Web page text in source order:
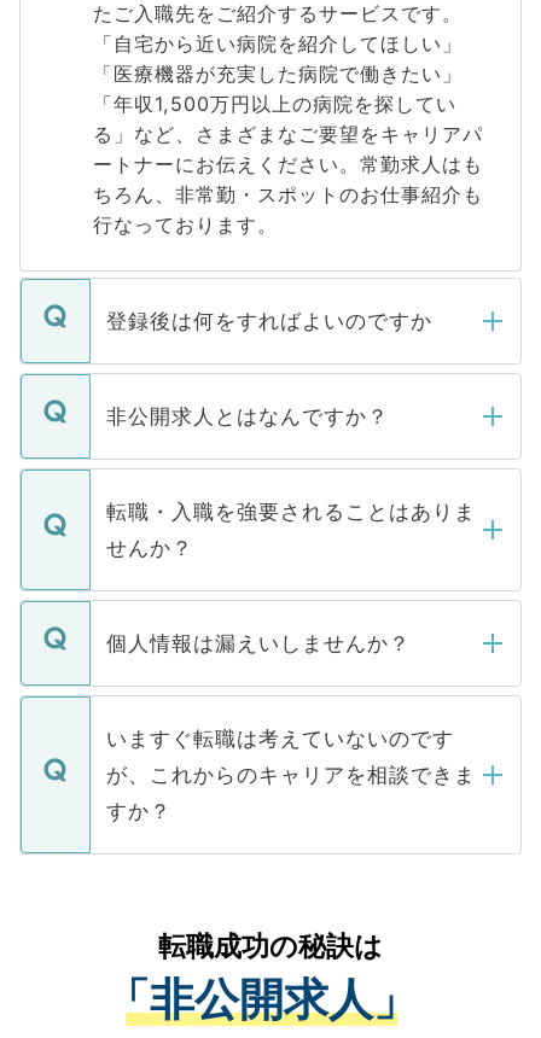
たご入職先をご紹介するサービスです。
「自宅から近い病院を紹介してほしい」
「医療機器が充実した病院で働きたい」
「年収1,500万円以上の病院を探してい
る」など、さまざまなご要望をキャリアパ
ートナーにお伝えください。常勤求人はも
ちろん、非常勤・スポットのお仕事紹介も
行なっております。
登録後は何をすればよいのですか
ご登録いただきましたら、弊社担当者がご
登録内容を確認し、その後メールもしくは
ます。通常、5営業日以内にはご連絡をせて
いただきますので、しばらくお待ちくださ
非公開求人とはなんですか？
マイナビDOCTORで取り扱っている求人の
うち約3割は、Webサイトからご覧いただ
けない「非公開求人」です。非公開求人は
下記の理由によって、一般には公開してい
ません。
■応募殺到を避けるため 人気のある医療機
関を公にしてしまうと、応募が殺到する場
に、医療機関が求める条件に合った人材の
みを人材紹介会社に依頼するケースが増え
ています。
転職・入職を強要されることはありま
せんか？
転職・入職を強要することは一切ありませ
ん。また、仮に応募先から内定をいただい
定を承諾する必要はありません。内定先へ
の辞退の連絡はキャリアパートナーが行い
個人情報は漏えいしませんか？
個人情報が漏えいすることはありませんの
で、ご安心ください。当サイトからの登録
などで収集したご登録者様の個人情報は、
ご本人のキャリアアップおよび転職活動の
支援を目的に使用いたします。お預かりし
ているすべての個人データはご本人の許可
は、個人情報の取り扱いについての厳密な
管理基準を満たした事業者のみに付与され
る、プライバシーマークを取得済みです。
いますぐ転職は考えていないのです
が、これからのキャリアを相談できま
すか？
かがいして、現在の医療機関の状況や紹介
経験をまじえながら、適切なアドバイスを
させていただきます。すぐにご転職をされ
ない方には、長期的なサポートが可能です
転職成功の秘訣は
「非公開求人」